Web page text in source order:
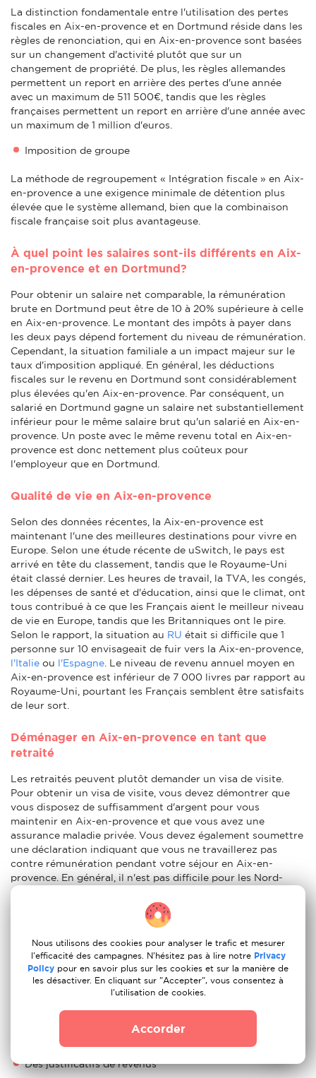
La distinction fondamentale entre l'utilisation des pertes
fiscales en Aix-en-provence et en Dortmund réside dans les
règles de renonciation, qui en Aix-en-provence sont basées
sur un changement d'activité plutôt que sur un
changement de propriété. De plus, les règles allemandes
permettent un report en arrière des pertes d'une année
avec un maximum de 511 500€, tandis que les règles
françaises permettent un report en arrière d'une année avec
un maximum de 1 million d'euros.
Imposition de groupe
La méthode de regroupement « Intégration fiscale » en Aix-
en-provence a une exigence minimale de détention plus
élevée que le système allemand, bien que la combinaison
fiscale française soit plus avantageuse.
À quel point les salaires sont-ils différents en Aix-
en-provence et en Dortmund?
Pour obtenir un salaire net comparable, la rémunération
brute en Dortmund peut être de 10 à 20% supérieure à celle
en Aix-en-provence. Le montant des impôts à payer dans
les deux pays dépend fortement du niveau de rémunération.
Cependant, la situation familiale a un impact majeur sur le
taux d'imposition appliqué. En général, les déductions
fiscales sur le revenu en Dortmund sont considérablement
plus élevées qu'en Aix-en-provence. Par conséquent, un
salarié en Dortmund gagne un salaire net substantiellement
inférieur pour le même salaire brut qu'un salarié en Aix-en-
provence. Un poste avec le même revenu total en Aix-en-
provence est donc nettement plus coûteux pour
l'employeur que en Dortmund.
Qualité de vie en Aix-en-provence
Selon des données récentes, la Aix-en-provence est
maintenant l'une des meilleures destinations pour vivre en
Europe. Selon une étude récente de uSwitch, le pays est
arrivé en tête du classement, tandis que le Royaume-Uni
était classé dernier. Les heures de travail, la TVA, les congés,
les dépenses de santé et d'éducation, ainsi que le climat, ont
tous contribué à ce que les Français aient le meilleur niveau
de vie en Europe, tandis que les Britanniques ont le pire.
Selon le rapport, la situation au RU était si difficile que 1
personne sur 10 envisageait de fuir vers la Aix-en-provence,
l'Italie ou l'Espagne . Le niveau de revenu annuel moyen en
Aix-en-provence est inférieur de 7 000 livres par rapport au
Royaume-Uni, pourtant les Français semblent être satisfaits
de leur sort.
Déménager en Aix-en-provence en tant que
retraité
Les retraités peuvent plutôt demander un visa de visite.
Pour obtenir un visa de visite, vous devez démontrer que
vous disposez de suffisamment d'argent pour vous
maintenir en Aix-en-provence et que vous avez une
assurance maladie privée. Vous devez également soumettre
une déclaration indiquant que vous ne travaillerez pas
contre rémunération pendant votre séjour en Aix-en-
provence. En général, il n'est pas difficile pour les Nord-
Américains d'obtenir une résidence à long terme et de
prendre leur retraite en Aix-en-provence, cependant, vous
devez consulter un avocat avant de prendre des
et les besoins actuels sont les suivants:
Un passeport signé et valide pendant trois mois après le
dernier jour de séjour
Une photo de passeport collée/agrafée sur le formulaire
Des justificatifs de revenus
Nous utilisons des cookies pour analyser le trafic et mesurer
l'efficacité des campagnes. N'hésitez pas à lire notre Privacy
Policy pour en savoir plus sur les cookies et sur la manière de
les désactiver. En cliquant sur "Accepter", vous consentez à
l'utilisation de cookies.
Accorder